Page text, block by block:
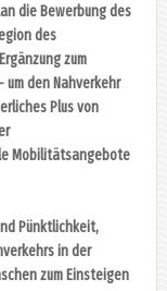
die Bewerbung des
des
zum
um den Nahverkehr
Plus von
Mobilitätsangebote
Pünktlichkeit,
in der
zum Einsteigen